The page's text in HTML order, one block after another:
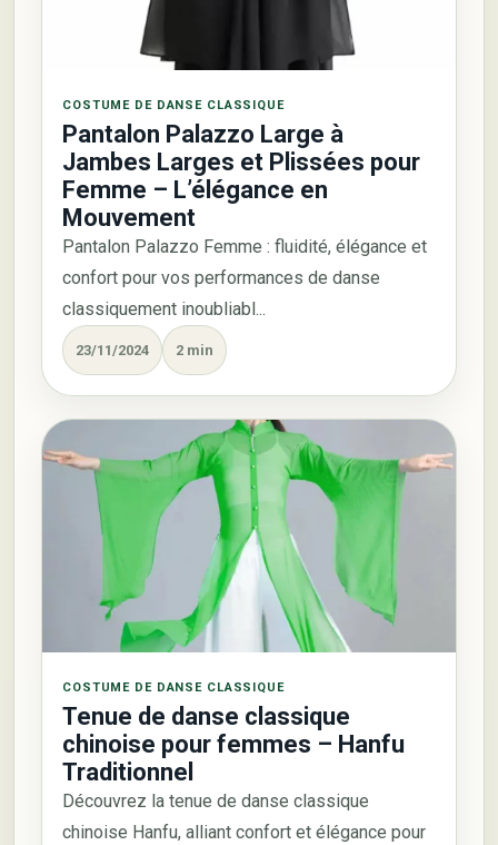
COSTUME DE DANSE CLASSIQUE
Pantalon Palazzo Large à
Jambes Larges et Plissées pour
Femme – L’élégance en
Mouvement
Pantalon Palazzo Femme : fluidité, élégance et
confort pour vos performances de danse
classiquement inoubliabl...
23/11/2024 2 min
COSTUME DE DANSE CLASSIQUE
Tenue de danse classique
chinoise pour femmes – Hanfu
Traditionnel
Découvrez la tenue de danse classique
chinoise Hanfu, alliant confort et élégance pour